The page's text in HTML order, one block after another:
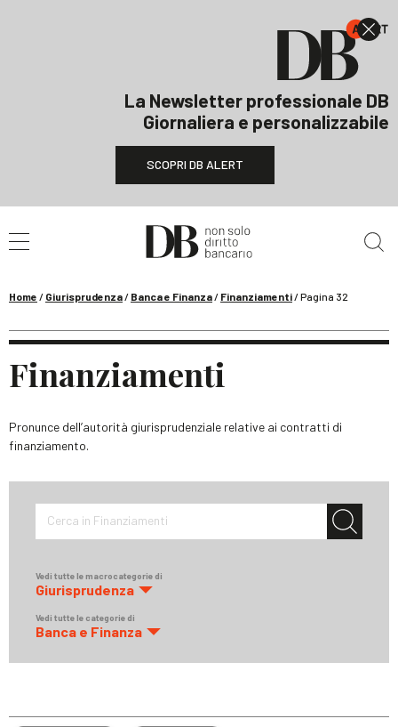
La Newsletter professionale DB
Giornaliera e personalizzabile
SCOPRI DB ALERT
Home / Giurisprudenza/ Banca e Finanza/ Finanziamenti/Pagina 32
Finanziamenti
Pronunce dell’autorità giurisprudenziale relative ai contratti di
finanziamento.
Cerca in Finanziamenti
Vedi tutte le macrocategorie di
Giurisprudenza
Vedi tutte le categorie di
Banca e Finanza